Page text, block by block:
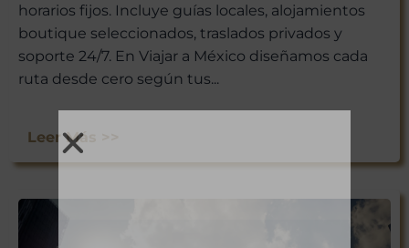
horarios fijos. Incluye guías locales, alojamientos
boutique seleccionados, traslados privados y
soporte 24/7. En Viajar a México diseñamos cada
ruta desde cero según tus...
Leer Más >>